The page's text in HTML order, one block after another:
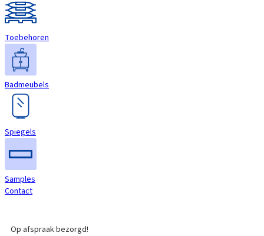
Toebehoren
Badmeubels
Spiegels
Samples
Contact
Op afspraak bezorgd!